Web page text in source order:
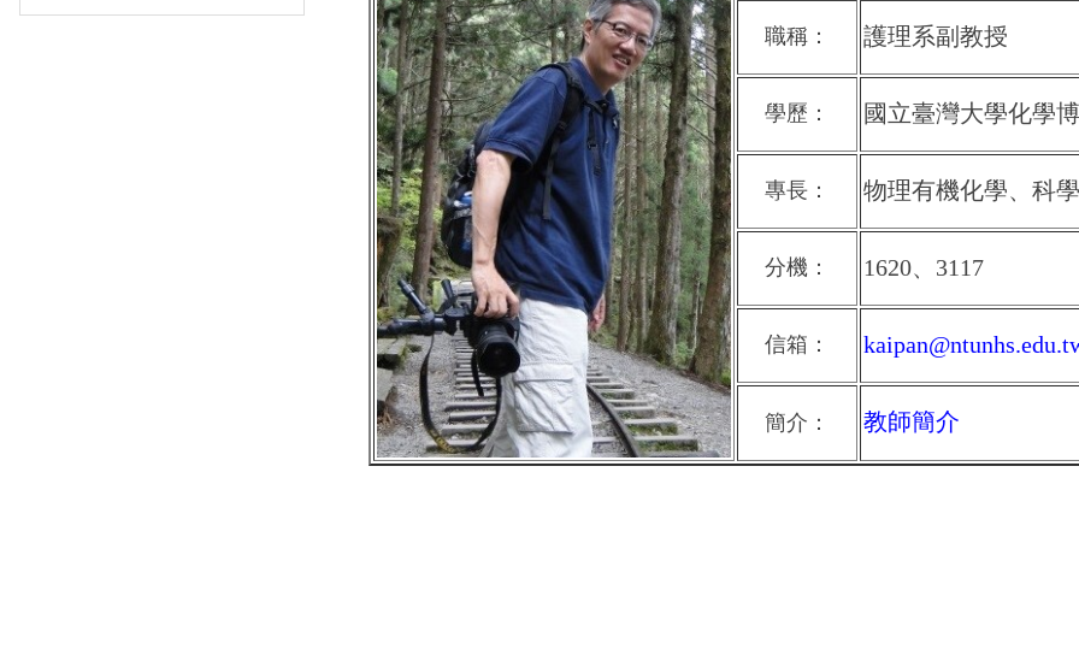
職稱： 護理系副教授
學歷： 國立臺灣大學化學
專長： 物理有機化學、科
分機： 1620、3117
信箱：
簡介： 教師簡介